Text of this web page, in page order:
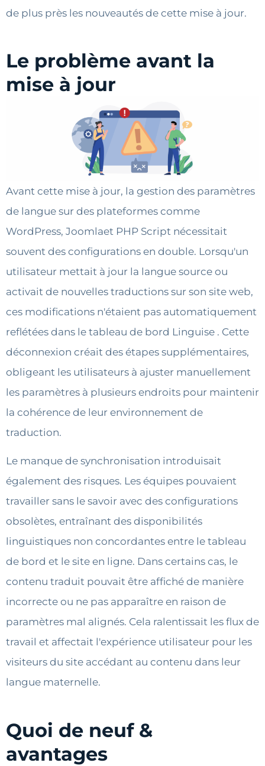
de plus près les nouveautés de cette mise à jour.
Le problème avant la
mise à jour
Avant cette mise à jour, la gestion des paramètres
de langue sur des plateformes comme
WordPress, Joomlaet PHP Script nécessitait
souvent des configurations en double. Lorsqu'un
utilisateur mettait à jour la langue source ou
activait de nouvelles traductions sur son site web,
ces modifications n'étaient pas automatiquement
reflétées dans le tableau de bord Linguise . Cette
déconnexion créait des étapes supplémentaires,
obligeant les utilisateurs à ajuster manuellement
les paramètres à plusieurs endroits pour maintenir
la cohérence de leur environnement de
traduction.
Le manque de synchronisation introduisait
également des risques. Les équipes pouvaient
travailler sans le savoir avec des configurations
obsolètes, entraînant des disponibilités
linguistiques non concordantes entre le tableau
de bord et le site en ligne. Dans certains cas, le
contenu traduit pouvait être affiché de manière
incorrecte ou ne pas apparaître en raison de
paramètres mal alignés. Cela ralentissait les flux de
travail et affectait l'expérience utilisateur pour les
visiteurs du site accédant au contenu dans leur
langue maternelle.
Quoi de neuf &
avantages